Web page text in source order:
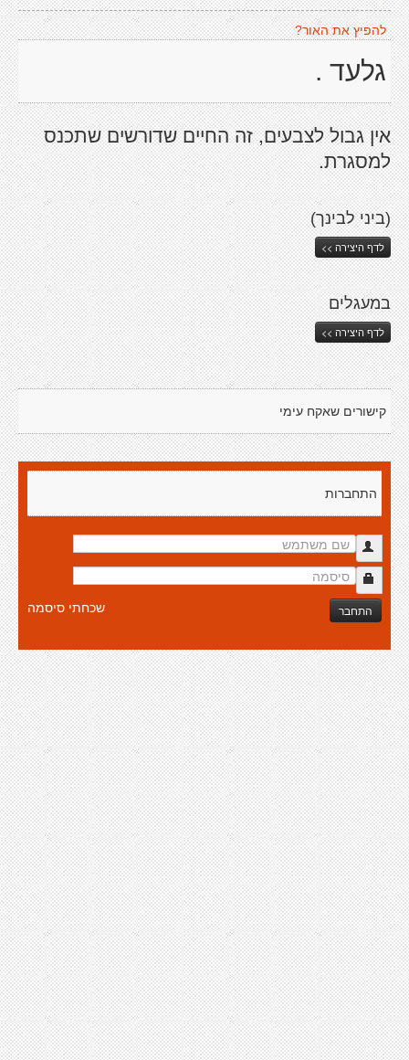
להפיץ את האור?
גלעד .
אין גבול לצבעים, זה החיים שדורשים שתכנס
למסגרת.
(ביני לבינך)
לדף היצירה >>
במעגלים
לדף היצירה >>
קישורים שאקח עימי
התחברות
התחבר שכחתי סיסמה